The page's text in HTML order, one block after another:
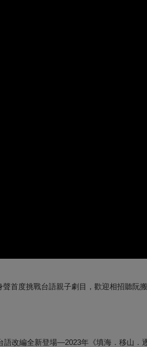
首度挑戰台語親子劇目，歡迎相招聽阮搬
改編全新登場—2023年《填海．移山